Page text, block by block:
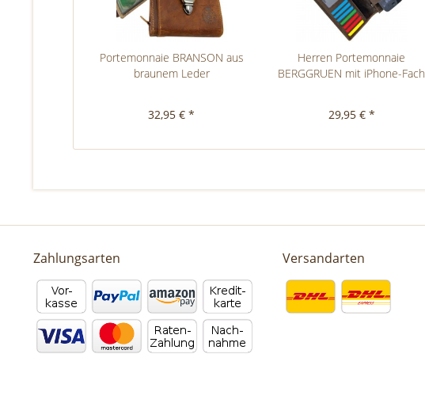
Portemonnaie BRANSON aus
braunem Leder
32,95 € *
Herren Portemonnaie
BERGGRUEN mit iPhone-Fach
29,95 € *
Zahlungsarten Versandarten